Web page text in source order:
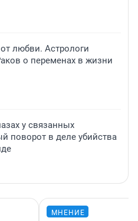
любви. Астрологи
о переменах в жизни
у связанных
поворот в деле убийства
МНЕНИЕ